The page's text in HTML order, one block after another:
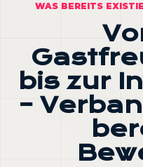
WAS BEREITS
bis zur
–